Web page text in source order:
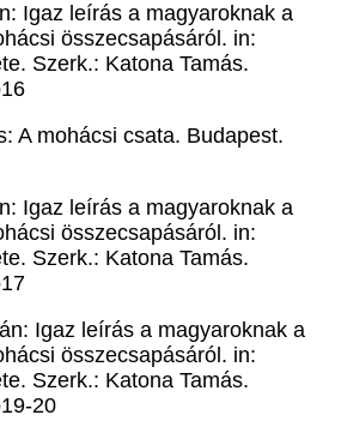
Igaz leírás a magyaroknak a
összecsapásáról. in:
Szerk.: Katona Tamás.
A mohácsi csata. Budapest.
Igaz leírás a magyaroknak a
összecsapásáról. in:
Szerk.: Katona Tamás.
Igaz leírás a magyaroknak a
összecsapásáról. in:
Szerk.: Katona Tamás.
20